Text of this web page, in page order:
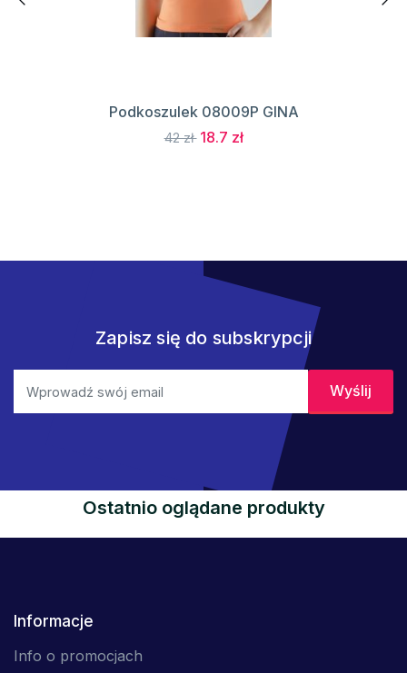
Podkoszulek 08009P GINA
42 zł 18.7 zł
Zapisz się do subskrypcji
Ostatnio oglądane produkty
Informacje
Info o promocjach